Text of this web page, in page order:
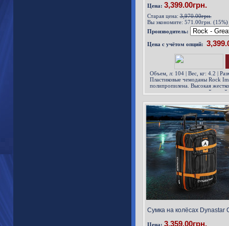
Цена: 3,399.00грн.
Старая цена:3,970.00грн.
Вы экономите: 571.00грн. (15%)
Производитель:
Цена с учётом опций:
Объем, л: 104 | Вес, кг: 4.2 |
Пластиковые чемоданы Rock
полипропилена. Высокая
совокупности с хорошей
Сумка на колёсах Dynastar
Цена: 3,359.00грн.